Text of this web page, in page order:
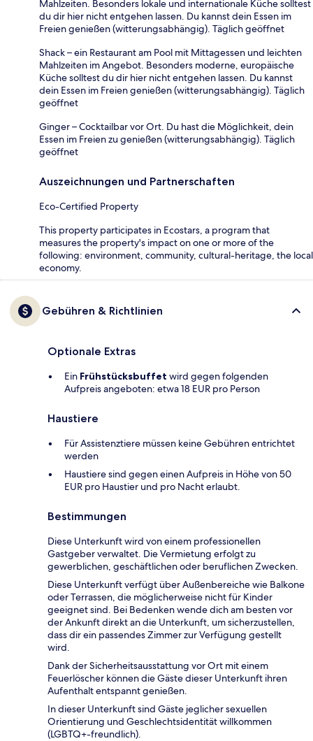
Mahlzeiten. Besonders lokale und internationale Küche solltest
du dir hier nicht entgehen lassen. Du kannst dein Essen im
Freien genießen (witterungsabhängig). Täglich geöffnet
Shack – ein Restaurant am Pool mit Mittagessen und leichten
Mahlzeiten im Angebot. Besonders moderne, europäische
Küche solltest du dir hier nicht entgehen lassen. Du kannst
dein Essen im Freien genießen (witterungsabhängig). Täglich
geöffnet
Ginger – Cocktailbar vor Ort. Du hast die Möglichkeit, dein
Essen im Freien zu genießen (witterungsabhängig). Täglich
geöffnet
Auszeichnungen und Partnerschaften
Eco-Certified Property
This property participates in Ecostars, a program that
measures the property's impact on one or more of the
following: environment, community, cultural-heritage, the local
economy.
Gebühren & Richtlinien
Optionale Extras
Ein Frühstücksbuffet wird gegen folgenden
Aufpreis angeboten: etwa 18 EUR pro Person
Haustiere
Für Assistenztiere müssen keine Gebühren entrichtet
werden
Haustiere sind gegen einen Aufpreis in Höhe von 50
EUR pro Haustier und pro Nacht erlaubt.
Bestimmungen
Diese Unterkunft wird von einem professionellen
Gastgeber verwaltet. Die Vermietung erfolgt zu
gewerblichen, geschäftlichen oder beruflichen Zwecken.
Diese Unterkunft verfügt über Außenbereiche wie Balkone
oder Terrassen, die möglicherweise nicht für Kinder
geeignet sind. Bei Bedenken wende dich am besten vor
der Ankunft direkt an die Unterkunft, um sicherzustellen,
dass dir ein passendes Zimmer zur Verfügung gestellt
wird.
Dank der Sicherheitsausstattung vor Ort mit einem
Feuerlöscher können die Gäste dieser Unterkunft ihren
Aufenthalt entspannt genießen.
In dieser Unterkunft sind Gäste jeglicher sexuellen
Orientierung und Geschlechtsidentität willkommen
(LGBTQ+-freundlich).